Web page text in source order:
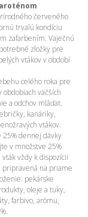
červeného
trvalú kondíciu
zafarbením. Vaječnú
zložky pre
vtákov v období
celého roka pre
väčších
a odchov mláďat.
kanáriky,
vtákov.
dennej dávky
v množstve 25%
vždy k dispozícii
pripravená na priame
pekárske
oleje a tuky,
farbivo, arómu,